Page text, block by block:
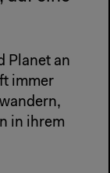
Planet an
immer
in ihrem